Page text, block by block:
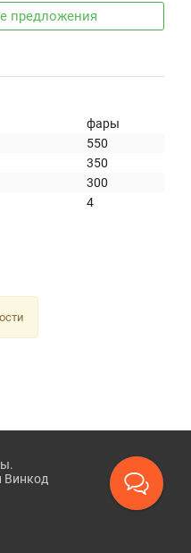
предложения
фары
550
350
300
4
Винкод